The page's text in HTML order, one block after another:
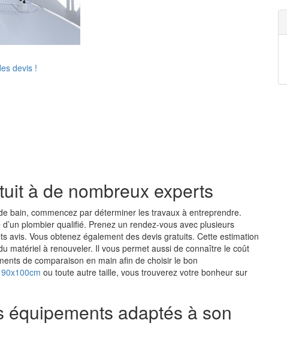
devis !
à de nombreux experts
bain, commencez par déterminer les travaux à entreprendre.
plombier qualifié. Prenez un rendez-vous avec plusieurs
avis. Vous obtenez également des devis gratuits. Cette estimation
matériel à renouveler. Il vous permet aussi de connaître le coût
de comparaison en main afin de choisir le bon
ou toute autre taille, vous trouverez votre bonheur sur
adaptés à son